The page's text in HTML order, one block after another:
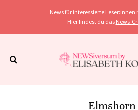
News für interessierte
Hier findest du das News-
Elmshorn